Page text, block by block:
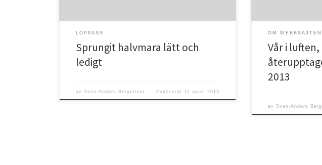
LÖPPASS
Sprungit halvmara lätt och
ledigt
avSven-Anders Bergström Publicerat 12 april, 2013
OM WEBBSAJTEN
Vår i
2013
avSven-Anders